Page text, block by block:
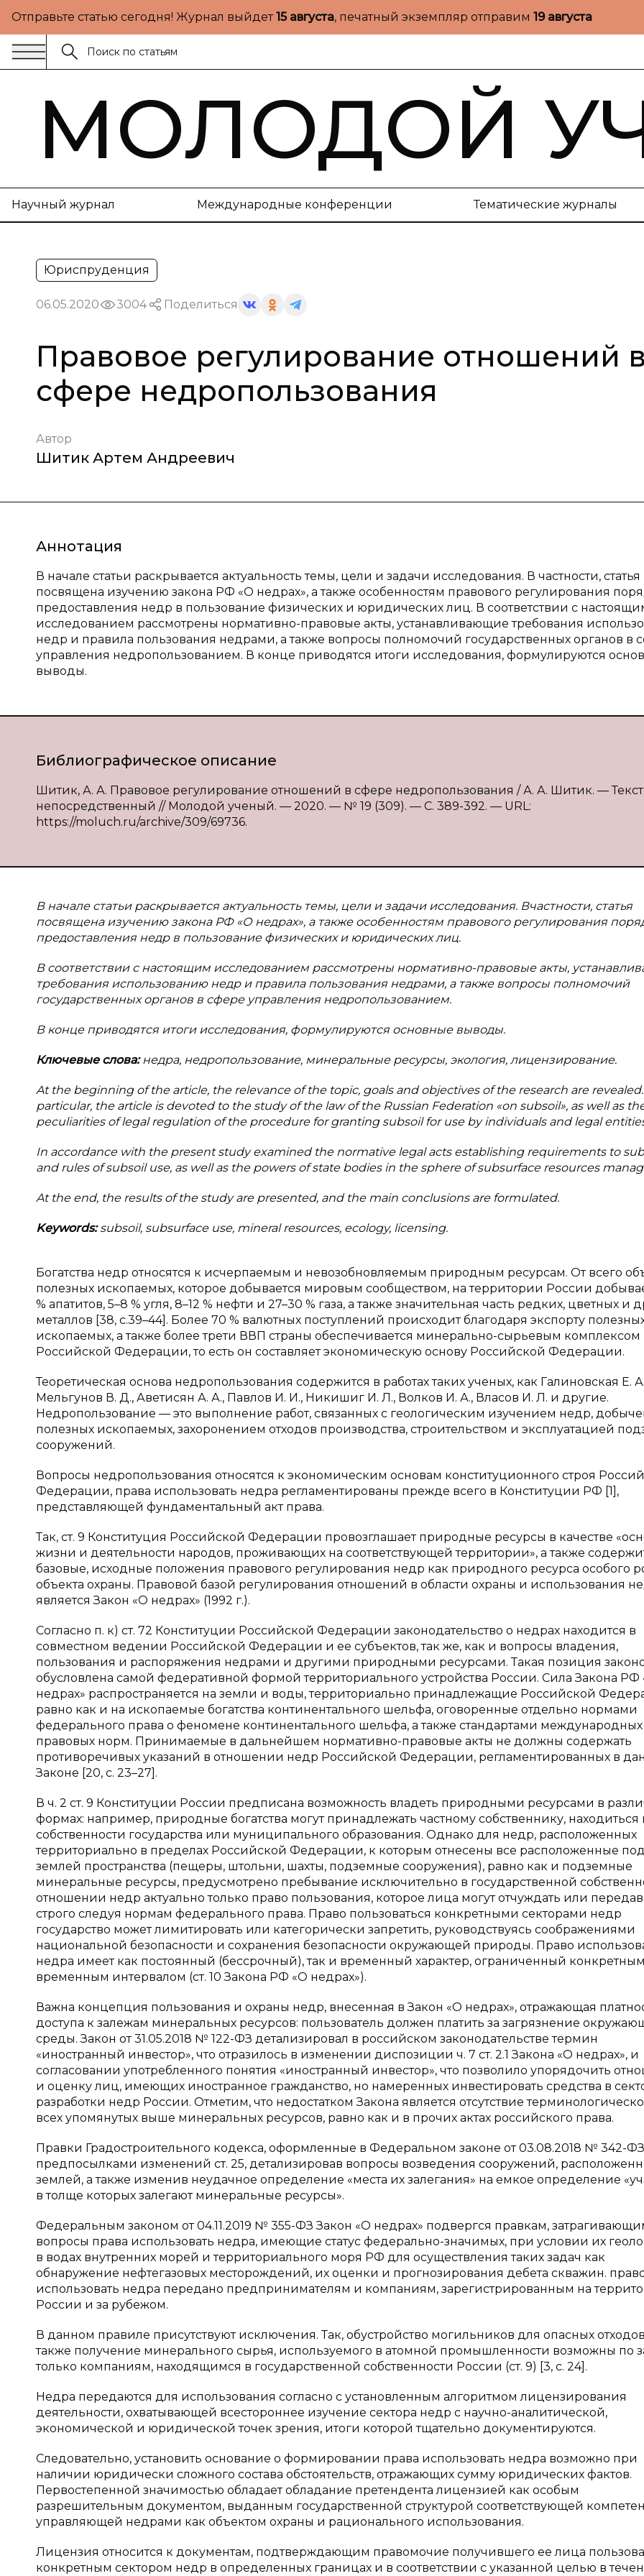
Отправьте статью сегодня! Журнал выйдет15 августа, печатный экземпляр отправим 19 августа
МОЛОДОЙ
Научный журнал Международные конференции Тематические журналы
Юриспруденция
06.05.2020 3004 Поделиться
Правовое регулирование отношений в
сфере недропользования
Автор
Шитик Артем Андреевич
Аннотация
В начале статьи раскрывается актуальность темы, цели и задачи исследования. В частности, статья
посвящена изучению закона РФ «О недрах», а также особенностям правового регулирования
предоставления недр в пользование физических и юридических лиц. В соответствии с
исследованием рассмотрены нормативно-правовые акты, устанавливающие требования
недр и правила пользования недрами, а также вопросы полномочий государственных органов в
управления недропользованием. В конце приводятся итоги исследования, формулируются
выводы.
Библиографическое описание
Шитик, А. А. Правовое регулирование отношений в сфере недропользования / А. А. Шитик. — Текст
непосредственный // Молодой ученый. — 2020. — № 19 (309). — С. 389-392. — URL:
https://moluch.ru/archive/309/69736.
В начале статьи раскрывается актуальность темы, цели и задачи исследования. Вчастности, статья
посвящена изучению закона РФ «О недрах», а также особенностям правового регулирования
предоставления недр в пользование физических и юридических лиц.
В соответствии с настоящим исследованием рассмотрены нормативно-правовые акты,
требования использованию недр и правила пользования недрами, а также вопросы полномочий
государственных органов в сфере управления недропользованием.
В конце приводятся итоги исследования, формулируются основные выводы.
Ключевые слова:недра, недропользование, минеральные ресурсы, экология, лицензирование.
At the beginning of the article, the relevance of the topic, goals and objectives of the research are
particular, the article is devoted to the study of the law of the Russian Federation «on subsoil», as well as
peculiarities of legal regulation of the procedure for granting subsoil for use by individuals and legal
In accordance with the present study examined the normative legal acts establishing requirements to
and rules of subsoil use, as well as the powers of state bodies in the sphere of subsurface resources
At the end, the results of the study are presented, and the main conclusions are formulated.
Keywords:subsoil, subsurface use, mineral resources, ecology, licensing.
Богатства недр относятся к исчерпаемым и невозобновляемым природным ресурсам. От всего
полезных ископаемых, которое добывается мировым сообществом, на территории России
% апатитов, 5–8 % угля, 8–12 % нефти и 27–30 % газа, а также значительная часть редких, цветных и
металлов [38, с.39–44]. Более 70 % валютных поступлений происходит благодаря экспорту
ископаемых, а также более трети ВВП страны обеспечивается минерально-сырьевым комплексом
Российской Федерации, то есть он составляет экономическую основу Российской Федерации.
Теоретическая основа недропользования содержится в работах таких ученых, как Галиновская Е.
Мельгунов В. Д., Аветисян А. А., Павлов И. И., Никишиг И. Л., Волков И. А., Власов И. Л. и другие.
Недропользование — это выполнение работ, связанных с геологическим изучением недр,
полезных ископаемых, захоронением отходов производства, строительством и эксплуатацией
сооружений.
Вопросы недропользования относятся к экономическим основам конституционного строя
Федерации, права использовать недра регламентированы прежде всего в Конституции РФ [1],
представляющей фундаментальный акт права.
Так, ст. 9 Конституция Российской Федерации провозглашает природные ресурсы в качестве
жизни и деятельности народов, проживающих на соответствующей территории», а также
базовые, исходные положения правового регулирования недр как природного ресурса особого
объекта охраны. Правовой базой регулирования отношений в области охраны и использования
является Закон «О недрах» (1992 г.).
Согласно п. к) ст. 72 Конституции Российской Федерации законодательство о недрах находится в
совместном ведении Российской Федерации и ее субъектов, так же, как и вопросы владения,
пользования и распоряжения недрами и другими природными ресурсами. Такая позиция
обусловлена самой федеративной формой территориального устройства России. Сила Закона РФ
недрах» распространяется на земли и воды, территориально принадлежащие Российской
равно как и на ископаемые богатства континентального шельфа, оговоренные отдельно нормами
федерального права о феномене континентального шельфа, а также стандартами международных
правовых норм. Принимаемые в дальнейшем нормативно-правовые акты не должны содержать
противоречивых указаний в отношении недр Российской Федерации, регламентированных в
Законе [20, с. 23–27].
В ч. 2 ст. 9 Конституции России предписана возможность владеть природными ресурсами в
формах: например, природные богатства могут принадлежать частному собственнику, находиться
собственности государства или муниципального образования. Однако для недр, расположенных
территориально в пределах Российской Федерации, к которым отнесены все расположенные под
землей пространства (пещеры, штольни, шахты, подземные сооружения), равно как и подземные
минеральные ресурсы, предусмотрено пребывание исключительно в государственной
отношении недр актуально только право пользования, которое лица могут отчуждать или
строго следуя нормам федерального права. Право пользоваться конкретными секторами недр
государство может лимитировать или категорически запретить, руководствуясь соображениями
национальной безопасности и сохранения безопасности окружающей природы. Право
недра имеет как постоянный (бессрочный), так и временный характер, ограниченный конкретным
временным интервалом (ст. 10 Закона РФ «О недрах»).
Важна концепция пользования и охраны недр, внесенная в Закон «О недрах», отражающая
доступа к залежам минеральных ресурсов: пользователь должен платить за загрязнение
среды. Закон от 31.05.2018 № 122-ФЗ детализировал в российском законодательстве термин
«иностранный инвестор», что отразилось в изменении диспозиции ч. 7 ст. 2.1 Закона «О недрах», и
согласовании употребленного понятия «иностранный инвестор», что позволило упорядочить
и оценку лиц, имеющих иностранное гражданство, но намеренных инвестировать средства в
разработки недр России. Отметим, что недостатком Закона является отсутствие
всех упомянутых выше минеральных ресурсов, равно как и в прочих актах российского права.
Правки Градостроительного кодекса, оформленные в Федеральном законе от 03.08.2018 № 342-ФЗ
предпосылками изменений ст. 25, детализировав вопросы возведения сооружений,
землей, а также изменив неудачное определение «места их залегания» на емкое определение
в толще которых залегают минеральные ресурсы».
Федеральным законом от 04.11.2019 № 355-ФЗ Закон «О недрах» подвергся правкам,
вопросы права использовать недра, имеющие статус федерально-значимых, при условии их
в водах внутренних морей и территориального моря РФ для осуществления таких задач как
обнаружение нефтегазовых месторождений, их оценки и прогнозирования дебета скважин.
использовать недра передано предпринимателям и компаниям, зарегистрированным на
России и за рубежом.
В данном правиле присутствуют исключения. Так, обустройство могильников для опасных
также получение минерального сырья, используемого в атомной промышленности возможны по
только компаниям, находящимся в государственной собственности России (ст. 9) [3, с. 24].
Недра передаются для использования согласно с установленным алгоритмом лицензирования
деятельности, охватывающей всестороннее изучение сектора недр с научно-аналитической,
экономической и юридической точек зрения, итоги которой тщательно документируются.
Следовательно, установить основание о формировании права использовать недра возможно при
наличии юридически сложного состава обстоятельств, отражающих сумму юридических фактов.
Первостепенной значимостью обладает обладание претендента лицензией как особым
разрешительным документом, выданным государственной структурой соответствующей
управляющей недрами как объектом охраны и рационального использования.
Лицензия относится к документам, подтверждающим правомочие получившего ее лица
конкретным сектором недр в определенных границах и в соответствии с указанной целью в